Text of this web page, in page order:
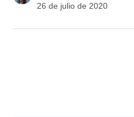
26 de julio de 2020